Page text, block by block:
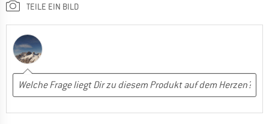
TEILE EIN BILD